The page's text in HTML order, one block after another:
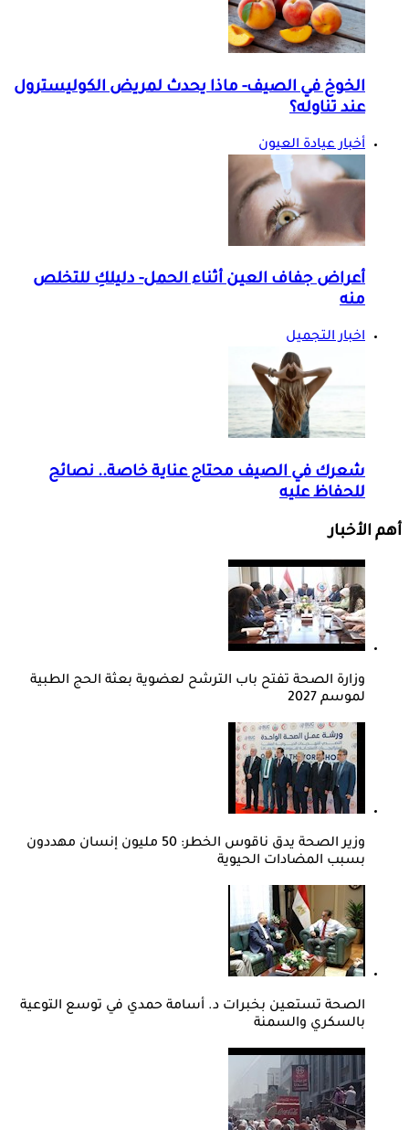
الخوخ في الصيف- ماذا يحدث لمريض الكوليسترول
عند تناوله؟
أخبار عيادة العيون
أعراض جفاف العين أثناء الحمل- دليلكِ للتخلص
منه
اخبار التجميل
شعرك في الصيف محتاج عناية خاصة.. نصائح
للحفاظ عليه
أهم الأخبار
وزارة الصحة تفتح باب الترشح لعضوية بعثة الحج الطبية
لموسم 2027
وزير الصحة يدق ناقوس الخطر: 50 مليون إنسان مهددون
بسبب المضادات الحيوية
الصحة تستعين بخبرات د. أسامة حمدي في توسع التوعية
بالسكري والسمنة